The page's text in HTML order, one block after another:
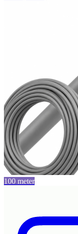
100 meter